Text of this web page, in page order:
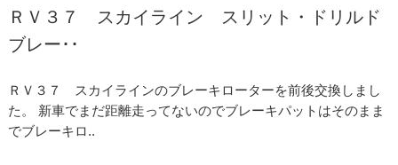
ＲＶ３７ スカイライン スリット・ドリルド
ブレー･･
ＲＶ３７ スカイラインのブレーキローターを前後交換しまし
た。 新車でまだ距離走ってないのでブレーキパットはそのまま
でブレーキロ..